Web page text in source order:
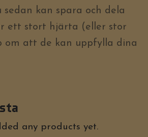
sedan kan spara och dela
ett stort hjärta (eller stor
om att de kan uppfylla dina
any products yet.